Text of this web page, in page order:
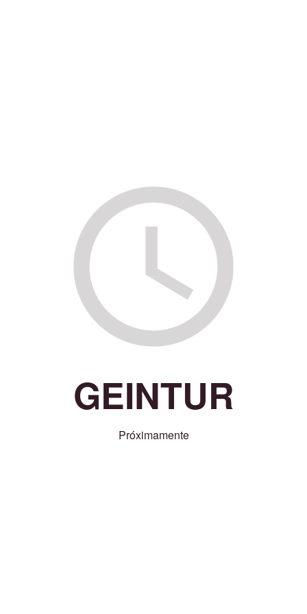
GEINTUR
Próximamente